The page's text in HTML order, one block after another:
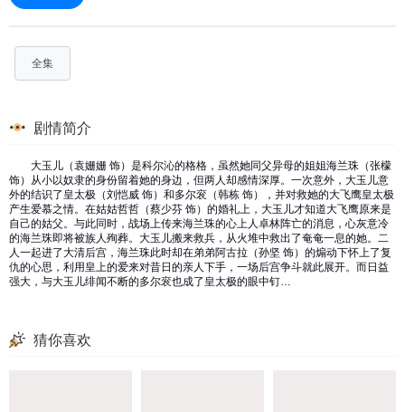
全集
剧情简介
大玉儿（袁姗姗 饰）是科尔沁的格格，虽然她同父异母的姐姐海兰珠（张檬
饰）从小以奴隶的身份留着她的身边，但两人却感情深厚。一次意外，大玉儿意
外的结识了皇太极（刘恺威 饰）和多尔衮（韩栋 饰），并对救她的大飞鹰皇太极
产生爱慕之情。在姑姑哲哲（蔡少芬 饰）的婚礼上，大玉儿才知道大飞鹰原来是
自己的姑父。与此同时，战场上传来海兰珠的心上人卓林阵亡的消息，心灰意冷
的海兰珠即将被族人殉葬。大玉儿搬来救兵，从火堆中救出了奄奄一息的她。二
人一起进了大清后宫，海兰珠此时却在弟弟阿古拉（孙坚 饰）的煽动下怀上了复
仇的心思，利用皇上的爱来对昔日的亲人下手，一场后宫争斗就此展开。而日益
强大，与大玉儿绯闻不断的多尔衮也成了皇太极的眼中钉…
猜你喜欢